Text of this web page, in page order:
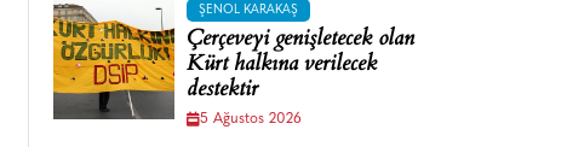
ŞENOL KARAKAŞ
Çerçeveyi genişletecek olan
Kürt halkına verilecek
destektir
5 Ağustos 2026